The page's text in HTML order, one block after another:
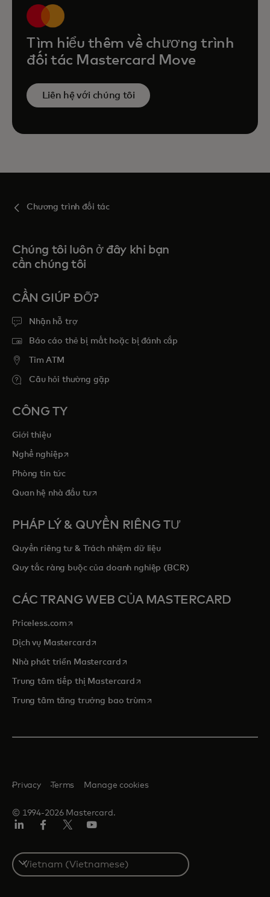
Tìm hiểu thêm về chương trình
đối tác Mastercard Move
Liên hệ với chúng tôi
Chương trình đối tác
Chúng tôi luôn ở đây khi bạn
cần chúng tôi
CẦN GIÚP ĐỠ?
Nhận hỗ trợ
Báo cáo thẻ bị mất hoặc bị đánh cắp
Tim ATM
Câu hỏi thường gặp
CÔNG TY
Giới thiệu
Nghề nghiệpopens in a new tab
Phòng tin tức
Quan hệ nhà đầu tưopens in a new tab
PHÁP LÝ & QUYỀN RIÊNG TƯ
Quyền riêng tư & Trách nhiệm dữ liệu
Quy tắc ràng buộc của doanh nghiệp (BCR)
CÁC TRANG WEB CỦA MASTERCARD
Priceless.com opens in a new tab
Dịch vụ Mastercardopens in a new tab
Nhà phát triển Mastercardopens in a new tab
Trung tâm tiếp thị Mastercardopens in a new tab
Trung tâm tăng trưởng bao trùmopens in a new tab
© 1994-2026 Mastercard.
Privacy Terms Manage cookies
Select
a
country